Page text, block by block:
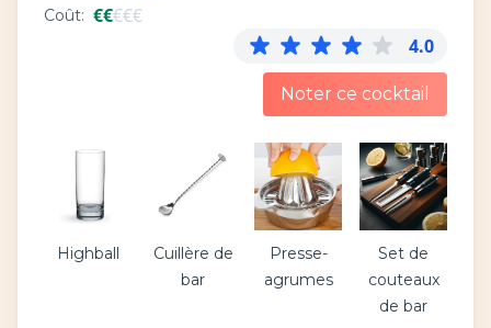
Coût: €€€€€
4.0
Noter ce cocktail
Highball
Cuillère de
bar
Presse-
agrumes
Set de
couteaux
de bar